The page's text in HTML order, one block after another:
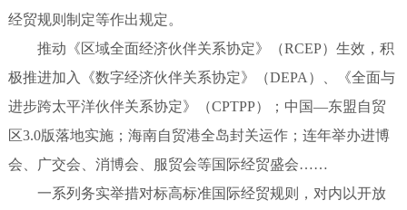
经贸规则制定等作出规定。
推动《区域全面经济伙伴关系协定》（RCEP）生效，积
极推进加入《数字经济伙伴关系协定》（DEPA）、《全面与
进步跨太平洋伙伴关系协定》（CPTPP）；中国—东盟自贸
区3.0版落地实施；海南自贸港全岛封关运作；连年举办进博
会、广交会、消博会、服贸会等国际经贸盛会……
一系列务实举措对标高标准国际经贸规则，对内以开放